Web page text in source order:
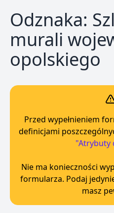
Odznaka:
murali
opolskiego
Przed wypełnieniem
definicjami
"Atrybuty
Nie ma konieczności
formularza. Podaj
masz